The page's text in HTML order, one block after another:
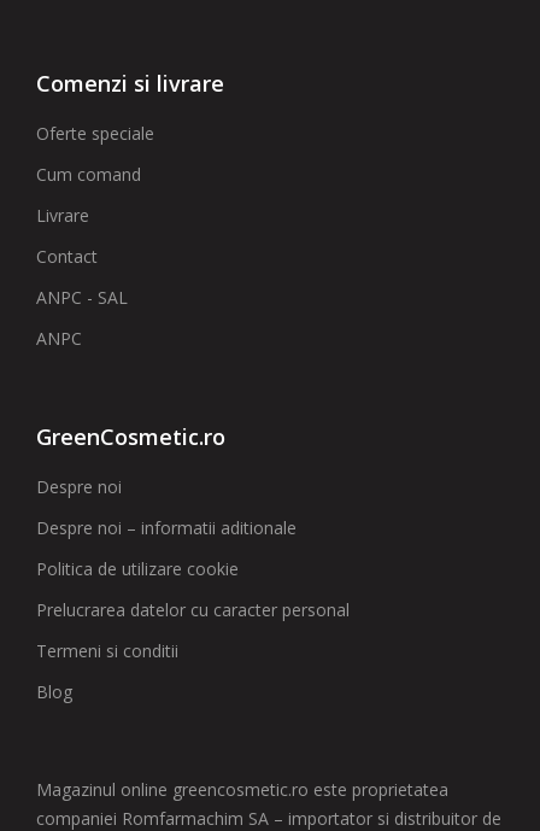
Comenzi si livrare
Oferte speciale
Cum comand
Livrare
Contact
ANPC - SAL
ANPC
GreenCosmetic.ro
Despre noi
Despre noi – informatii aditionale
Politica de utilizare cookie
Prelucrarea datelor cu caracter personal
Termeni si conditii
Blog
Magazinul online greencosmetic.ro este proprietatea
companiei Romfarmachim SA – importator si distribuitor de